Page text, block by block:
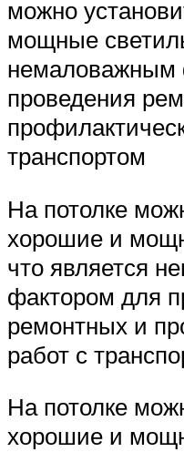
можно
мощные
немаловажным
проведения
транспортом
На потолке
хорошие и
что является
фактором для
ремонтных и
работ с
На потолке
хорошие и